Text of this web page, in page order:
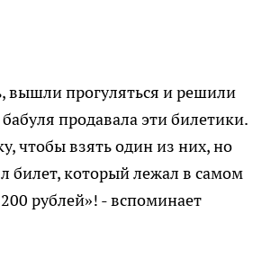
вышли прогуляться и решили
продавала эти билетики.
чтобы взять один из них, но
билет, который лежал в самом
рублей»! - вспоминает